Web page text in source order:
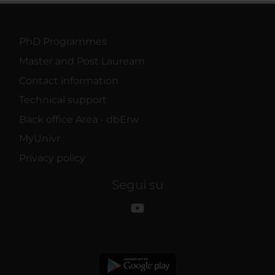
PhD Programmes
Master and Post Lauream
Contact information
Technical support
Back office Area - dbErw
MyUnivr
Privacy policy
Segui su